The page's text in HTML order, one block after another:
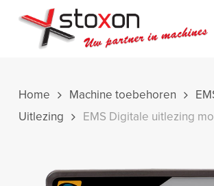
Home Machine toebehoren
Uitlezing
EMS Digitale uitlezing